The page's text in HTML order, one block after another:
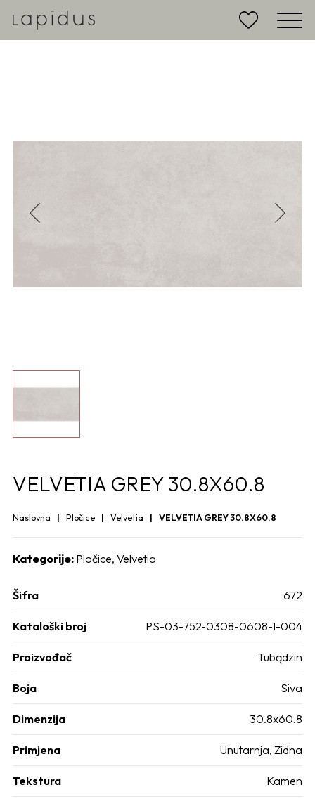
VELVETIA GREY 30.8X60.8
Naslovna Pločice Velvetia VELVETIA GREY 30.8X60.8
Kategorije: Pločice, Velvetia
Šifra 672
Kataloški broj PS-03-752-0308-0608-1-004
Proizvođač Tubądzin
Boja Siva
Dimenzija 30.8x60.8
Primjena Unutarnja, Zidna
Tekstura Kamen